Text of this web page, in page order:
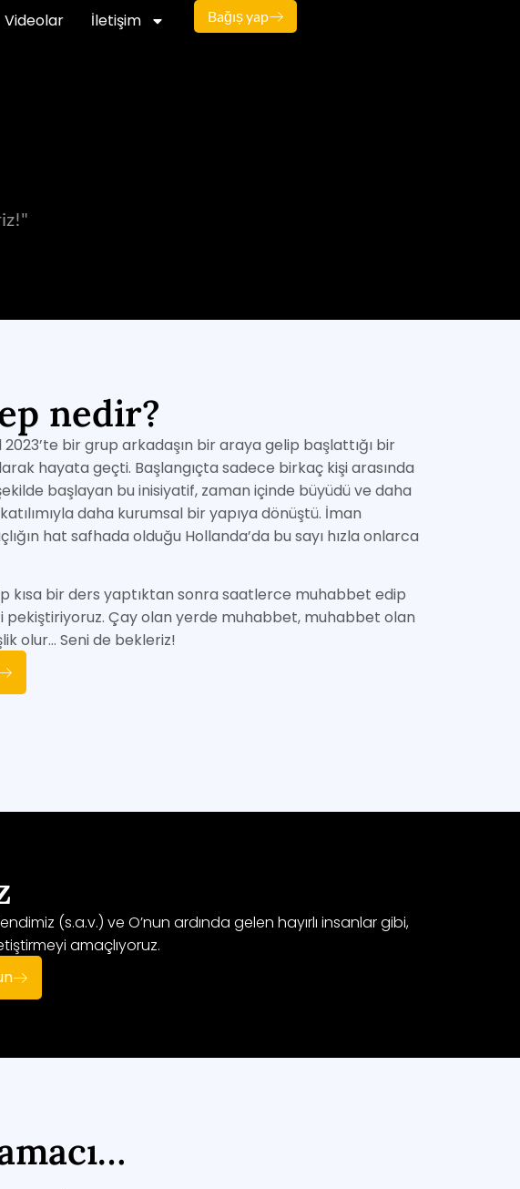
Videolar İletişim Bağıș yap
nedir?
2023’te bir grup arkadaşın bir araya gelip başlattığı bir
hayata geçti. Başlangıçta sadece birkaç kişi arasında
başlayan bu inisiyatif, zaman içinde büyüdü ve daha
daha kurumsal bir yapıya dönüştü. İman
hat safhada olduğu Hollanda’da bu sayı hızla onlarca
kısa bir ders yaptıktan sonra saatlerce muhabbet edip
pekiştiriyoruz. Çay olan yerde muhabbet, muhabbet olan
olur… Seni de bekleriz!
(s.a.v.) ve O’nun ardında gelen hayırlı insanlar gibi,
amaçlıyoruz.